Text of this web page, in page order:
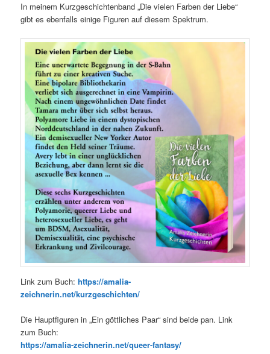
In meinem Kurzgeschichtenband „Die vielen Farben der Liebe“
gibt es ebenfalls einige Figuren auf diesem Spektrum.
Link zum Buch:https://amalia-
zeichnerin.net/kurzgeschichten/
Die Hauptfiguren in „Ein göttliches Paar“ sind beide pan. Link
zum Buch:
https://amalia-zeichnerin.net/queer-fantasy/